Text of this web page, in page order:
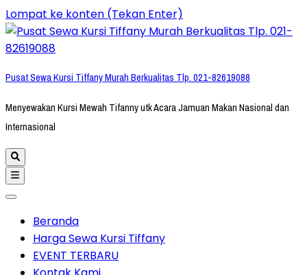
Lompat ke konten (Tekan Enter)
Pusat Sewa Kursi Tiffany Murah Berkualitas Tlp. 021-82619088
Menyewakan Kursi Mewah Tifanny utk Acara Jamuan Makan Nasional dan
Internasional
Beranda
Harga Sewa Kursi Tiffany
EVENT TERBARU